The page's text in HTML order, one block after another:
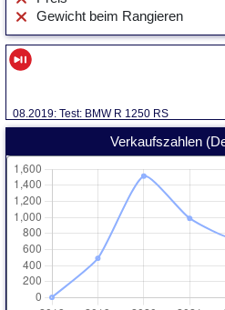
Gewicht beim Rangieren
08.2019: Test: BMW R 1250 RS
Verkaufszahlen